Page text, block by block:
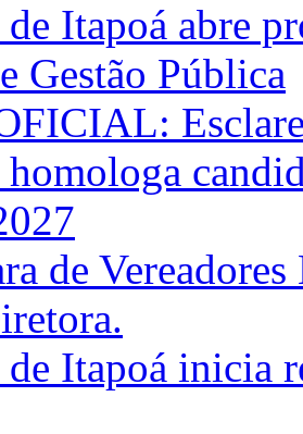
de Itapoá abre
Gestão Pública
homologa
de
de Itapoá inicia